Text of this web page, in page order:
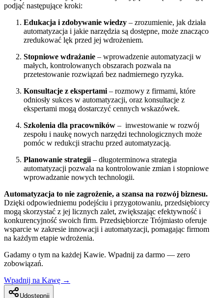
podjąć następujące kroki:
Edukacja i zdobywanie wiedzy – zrozumienie, jak działa
automatyzacja i jakie narzędzia są dostępne, może znacząco
zredukować lęk przed jej wdrożeniem.
Stopniowe wdrażanie – wprowadzenie automatyzacji w
małych, kontrolowanych obszarach pozwala na
przetestowanie rozwiązań bez nadmiernego ryzyka.
Konsultacje z ekspertami – rozmowy z firmami, które
odniosły sukces w automatyzacji, oraz konsultacje z
ekspertami mogą dostarczyć cennych wskazówek.
Szkolenia dla pracowników – inwestowanie w rozwój
zespołu i naukę nowych narzędzi technologicznych może
pomóc w redukcji strachu przed automatyzacją.
Planowanie strategii – długoterminowa strategia
automatyzacji pozwala na kontrolowanie zmian i stopniowe
wprowadzanie nowych technologii.
Automatyzacja to nie zagrożenie, a szansa na rozwój biznesu.
Dzięki odpowiedniemu podejściu i przygotowaniu, przedsiębiorcy
mogą skorzystać z jej licznych zalet, zwiększając efektywność i
konkurencyjność swoich firm. Przedsiębiorcze Trójmiasto oferuje
wsparcie w zakresie innowacji i automatyzacji, pomagając firmom
na każdym etapie wdrożenia.
Gadamy o tym na każdej Kawie. Wpadnij za darmo — zero
zobowiązań.
Wpadnij na Kawę →
Udostępnij